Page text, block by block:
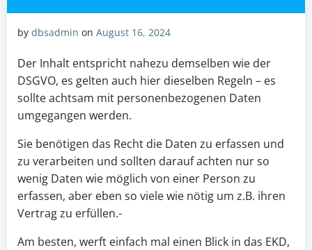
by dbsadmin on August 16, 2024
Der Inhalt entspricht nahezu demselben wie der
DSGVO, es gelten auch hier dieselben Regeln – es
sollte achtsam mit personenbezogenen Daten
umgegangen werden.
Sie benötigen das Recht die Daten zu erfassen und
zu verarbeiten und sollten darauf achten nur so
wenig Daten wie möglich von einer Person zu
erfassen, aber eben so viele wie nötig um z.B. ihren
Vertrag zu erfüllen.-
Am besten, werft einfach mal einen Blick in das EKD,